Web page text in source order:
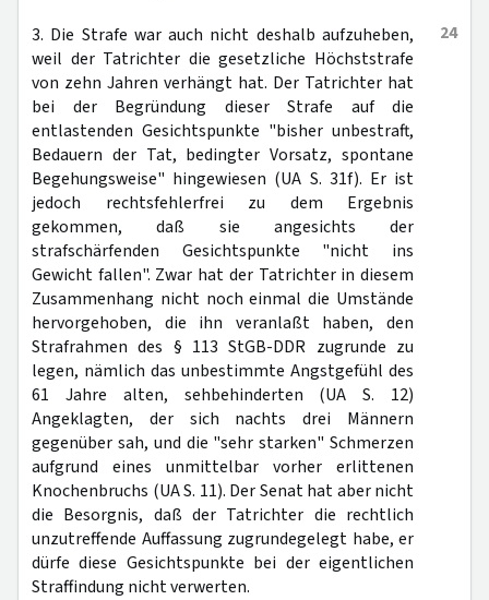
24
3. Die Strafe war auch nicht deshalb aufzuheben,
weil der Tatrichter die gesetzliche Höchststrafe
von zehn Jahren verhängt hat. Der Tatrichter hat
bei der Begründung dieser Strafe auf die
entlastenden Gesichtspunkte "bisher unbestraft,
Bedauern der Tat, bedingter Vorsatz, spontane
Begehungsweise" hingewiesen (UA S. 31f). Er ist
jedoch rechtsfehlerfrei zu dem Ergebnis
gekommen, daß sie angesichts der
strafschärfenden Gesichtspunkte "nicht ins
Gewicht fallen". Zwar hat der Tatrichter in diesem
Zusammenhang nicht noch einmal die Umstände
hervorgehoben, die ihn veranlaßt haben, den
Strafrahmen des § 113 StGB-DDR zugrunde zu
legen, nämlich das unbestimmte Angstgefühl des
61 Jahre alten, sehbehinderten (UA S. 12)
Angeklagten, der sich nachts drei Männern
gegenüber sah, und die "sehr starken" Schmerzen
aufgrund eines unmittelbar vorher erlittenen
Knochenbruchs (UA S. 11). Der Senat hat aber nicht
die Besorgnis, daß der Tatrichter die rechtlich
unzutreffende Auffassung zugrundegelegt habe, er
dürfe diese Gesichtspunkte bei der eigentlichen
Straffindung nicht verwerten.